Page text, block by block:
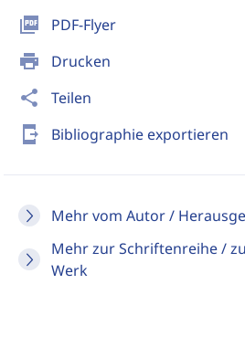
picture_as_pdf PDF-Flyer
print Drucken
share Teilen
send_to_mobile Bibliographie exportieren
Mehr vom Autor /
Mehr zur Schriftenreihe /
Werk